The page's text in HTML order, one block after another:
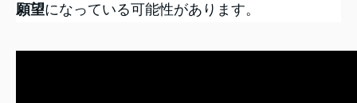
願望になっている可能性があります。